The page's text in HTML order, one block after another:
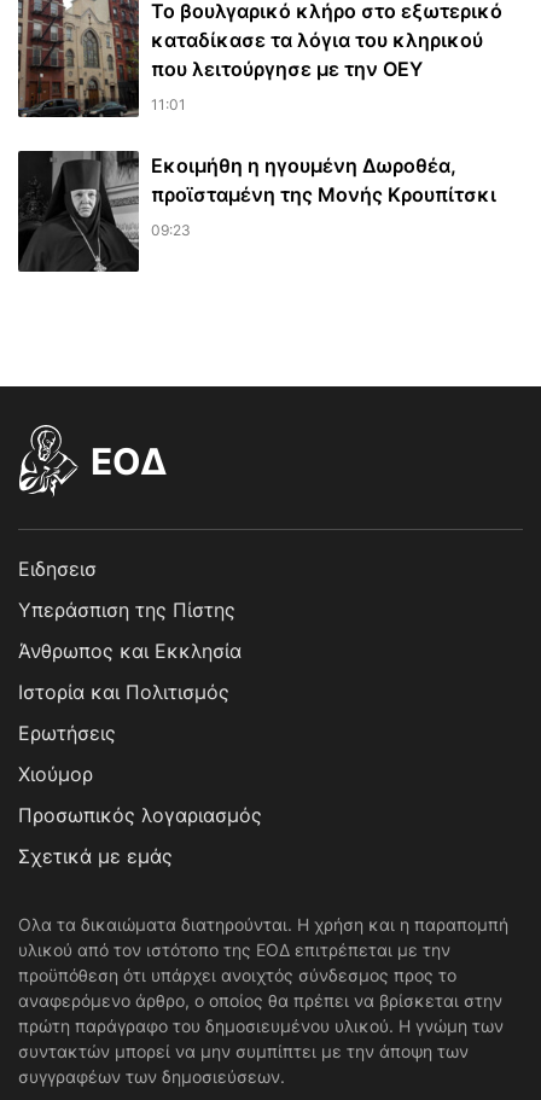
Το βουλγαρικό κλήρο στο εξωτερικό
καταδίκασε τα λόγια του κληρικού
που λειτούργησε με την ΟΕΥ
11:01
Εκοιμήθη η ηγουμένη Δωροθέα,
προϊσταμένη της Μονής Κρουπίτσκι
09:23
EOΔ
Ειδησεισ
Υπεράσπιση της Πίστης
Άνθρωπος και Εκκλησία
Ιστορία και Πολιτισμός
Ερωτήσεις
Χιούμορ
Προσωπικός λογαριασμός
Σχετικά με εμάς
Ολα τα δικαιώματα διατηρούνται. Η χρήση και η παραπομπή
υλικού από τον ιστότοπο της ΕΟΔ επιτρέπεται με την
προϋπόθεση ότι υπάρχει ανοιχτός σύνδεσμος προς το
αναφερόμενο άρθρο, ο οποίος θα πρέπει να βρίσκεται στην
πρώτη παράγραφο του δημοσιευμένου υλικού. Η γνώμη των
συντακτών μπορεί να μην συμπίπτει με την άποψη των
συγγραφέων των δημοσιεύσεων.